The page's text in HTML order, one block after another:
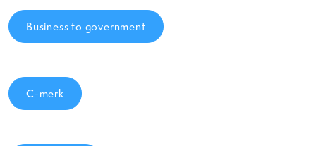
Business to government
C-merk